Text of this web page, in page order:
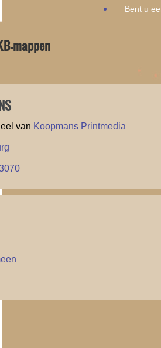
Bent u
mappen
van Koopmans Printmedia